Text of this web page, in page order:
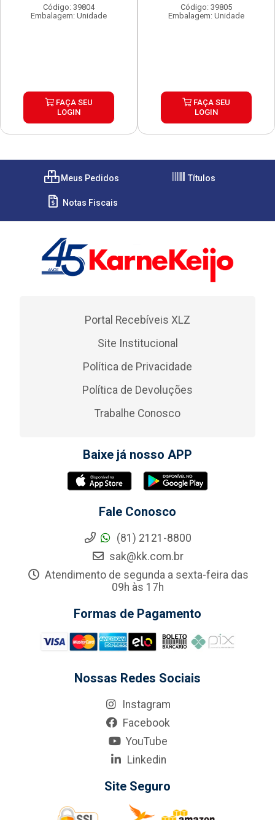
Código: 39804
Embalagem: Unidade
FAÇA SEU
LOGIN
Código: 39805
Embalagem: Unidade
FAÇA SEU
LOGIN
Meus Pedidos Títulos
Notas Fiscais
Portal Recebíveis XLZ
Site Institucional
Política de Privacidade
Política de Devoluções
Trabalhe Conosco
Baixe já nosso APP
Fale Conosco
(81) 2121-8800
sak@kk.com.br
Atendimento de segunda a sexta-feira das
09h às 17h
Formas de Pagamento
Nossas Redes Sociais
Instagram
Facebook
YouTube
Linkedin
Site Seguro